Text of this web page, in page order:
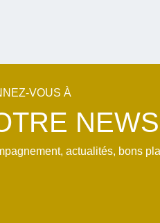
VOUS À
actualités, bons